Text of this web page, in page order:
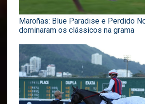
Maroñas: Blue Paradise e Perdido
dominaram os clássicos na grama